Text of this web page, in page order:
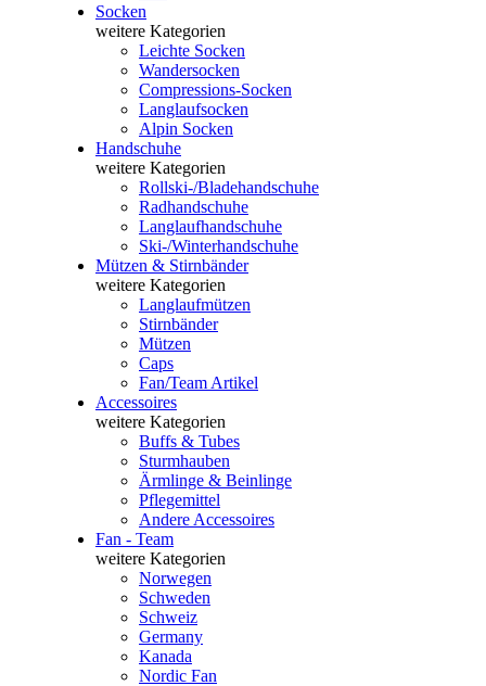
Socken
weitere Kategorien
Leichte Socken
Wandersocken
Compressions-Socken
Langlaufsocken
Alpin Socken
Handschuhe
weitere Kategorien
Rollski-/Bladehandschuhe
Radhandschuhe
Langlaufhandschuhe
Ski-/Winterhandschuhe
Mützen & Stirnbänder
weitere Kategorien
Langlaufmützen
Stirnbänder
Mützen
Caps
Fan/Team Artikel
Accessoires
weitere Kategorien
Buffs & Tubes
Sturmhauben
Ärmlinge & Beinlinge
Pflegemittel
Andere Accessoires
Fan - Team
weitere Kategorien
Norwegen
Schweden
Schweiz
Germany
Kanada
Nordic Fan